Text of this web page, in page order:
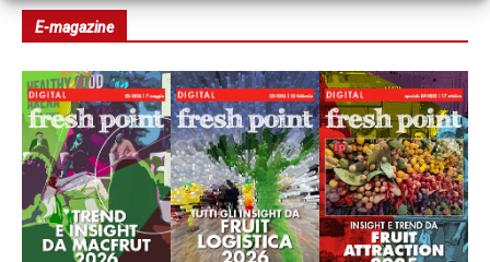
E-magazine